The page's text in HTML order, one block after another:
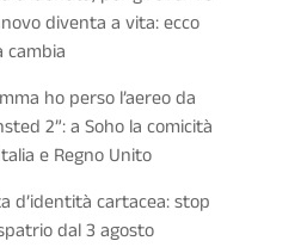
diventa a vita: ecco
cambia
ho perso l’aereo da
2”: a Soho la comicità
e Regno Unito
d’identità cartacea: stop
dal 3 agosto